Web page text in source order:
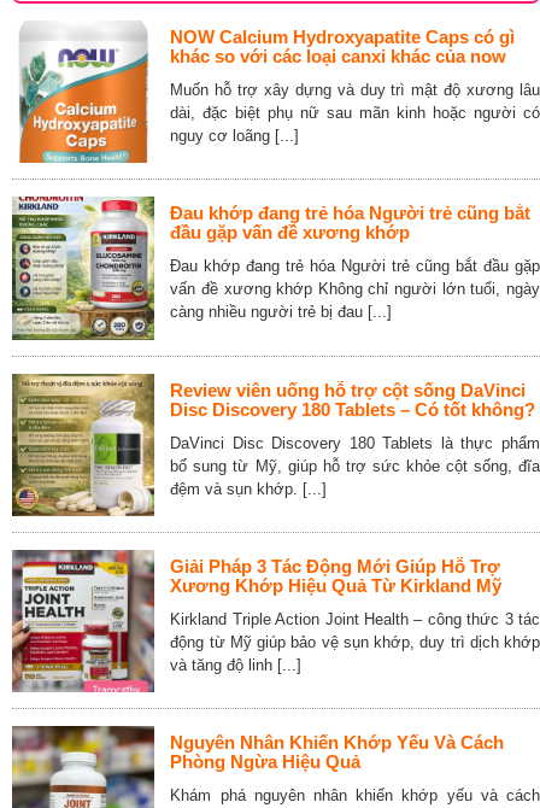
NOW Calcium Hydroxyapatite Caps có gì
khác so với các loại canxi khác của now
Muốn hỗ trợ xây dựng và duy trì mật độ xương lâu
dài, đặc biệt phụ nữ sau mãn kinh hoặc người có
nguy cơ loãng [...]
Đau khớp đang trẻ hóa Người trẻ cũng bắt
đầu gặp vấn đề xương khớp
Đau khớp đang trẻ hóa Người trẻ cũng bắt đầu gặp
vấn đề xương khớp Không chỉ người lớn tuổi, ngày
càng nhiều người trẻ bị đau [...]
Review viên uống hỗ trợ cột sống DaVinci
Disc Discovery 180 Tablets – Có tốt không?
DaVinci Disc Discovery 180 Tablets là thực phẩm
bổ sung từ Mỹ, giúp hỗ trợ sức khỏe cột sống, đĩa
đệm và sụn khớp. [...]
Giải Pháp 3 Tác Động Mới Giúp Hỗ Trợ
Xương Khớp Hiệu Quả Từ Kirkland Mỹ
Kirkland Triple Action Joint Health – công thức 3 tác
động từ Mỹ giúp bảo vệ sụn khớp, duy trì dịch khớp
và tăng độ linh [...]
Nguyên Nhân Khiến Khớp Yếu Và Cách
Phòng Ngừa Hiệu Quả
Khám phá nguyên nhân khiến khớp yếu và cách